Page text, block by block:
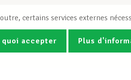
certains services externes
quoi accepter Plus